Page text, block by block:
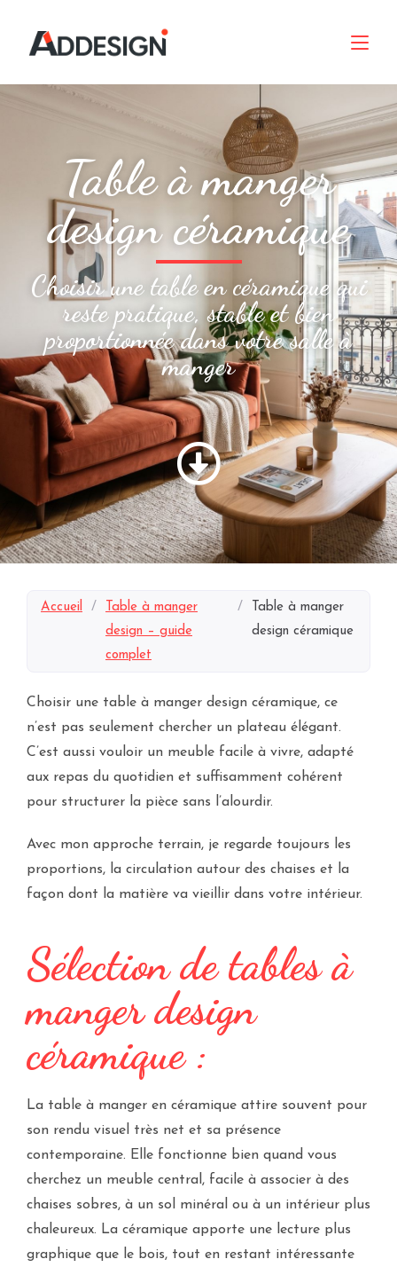
Table à manger
design céramique
Choisir une table en céramique qui
reste pratique, stable et bien
proportionnée dans votre salle à
manger
Accueil /
Table à manger
design – guide
complet
/
Table à manger
design céramique
Choisir une table à manger design céramique, ce
n’est pas seulement chercher un plateau élégant.
C’est aussi vouloir un meuble facile à vivre, adapté
aux repas du quotidien et suffisamment cohérent
pour structurer la pièce sans l’alourdir.
Avec mon approche terrain, je regarde toujours les
proportions, la circulation autour des chaises et la
façon dont la matière va vieillir dans votre intérieur.
Sélection de tables à
manger design
céramique :
La table à manger en céramique attire souvent pour
son rendu visuel très net et sa présence
contemporaine. Elle fonctionne bien quand vous
cherchez un meuble central, facile à associer à des
chaises sobres, à un sol minéral ou à un intérieur plus
chaleureux. La céramique apporte une lecture plus
graphique que le bois, tout en restant intéressante